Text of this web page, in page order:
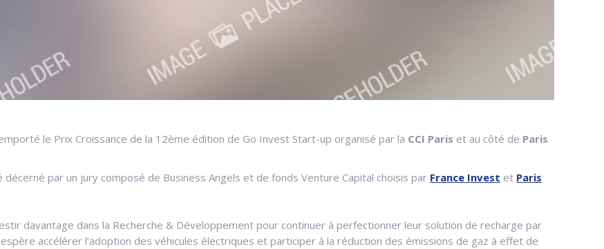
le Prix Croissance de la 12ème édition de Go Invest Start-up organisé par la CCI Paris et au côté de Paris
par un jury composé de Business Angels et de fonds Venture Capital choisis par France Invest et Paris
davantage dans la Recherche & Développement pour continuer à perfectionner leur solution de recharge par
accélérer l’adoption des véhicules électriques et participer à la réduction des émissions de gaz à effet de